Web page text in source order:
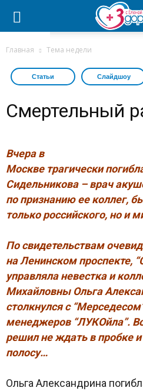
Главная Тема недели
Статьи Слайдшоу
Смертельный
Вчера в
Москве трагически
Сидельникова – врач
по признанию ее коллег,
только российского, но и
По свидетельствам
на Ленинском проспекте,
управляла невестка и
Михайловны Ольга
столкнулся с
менеджеров “ЛУКОйла”.
решил не ждать в пробке
полосу…
Ольга Александрина